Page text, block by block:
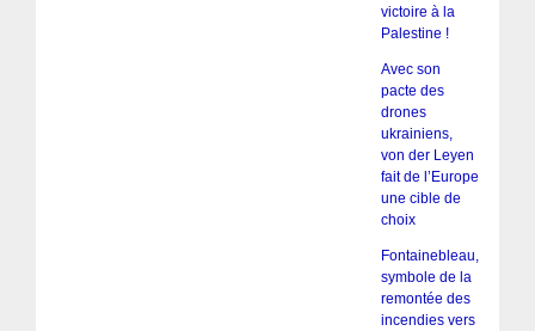
victoire à la
Palestine !
Avec son
pacte des
drones
ukrainiens,
von der Leyen
fait de l’Europe
une cible de
choix
Fontainebleau,
symbole de la
remontée des
incendies vers